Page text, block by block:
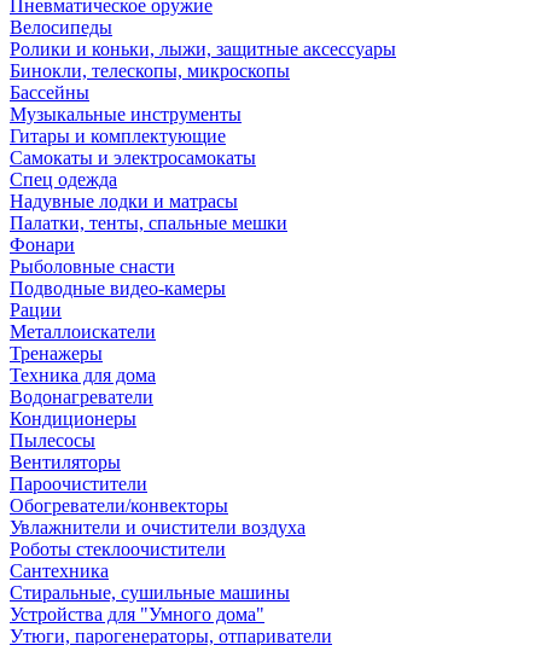
Пневматическое оружие
Велосипеды
Ролики и коньки, лыжи, защитные аксессуары
Бинокли, телескопы, микроскопы
Бассейны
Музыкальные инструменты
Гитары и комплектующие
Самокаты и электросамокаты
Спец одежда
Надувные лодки и матрасы
Палатки, тенты, спальные мешки
Фонари
Рыболовные снасти
Подводные видео-камеры
Рации
Металлоискатели
Тренажеры
Техника для дома
Водонагреватели
Кондиционеры
Пылесосы
Вентиляторы
Пароочистители
Обогреватели/конвекторы
Увлажнители и очистители воздуха
Роботы стеклоочистители
Сантехника
Стиральные, сушильные машины
Устройства для "Умного дома"
Утюги, парогенераторы, отпариватели